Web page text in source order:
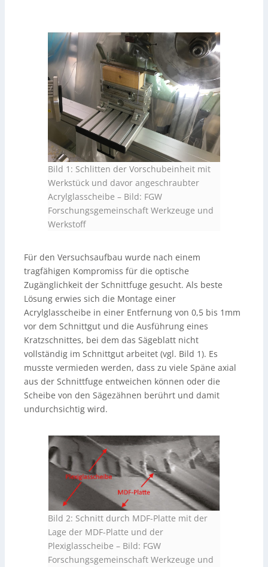
Bild 1: Schlitten der Vorschubeinheit mit
Werkstück und davor angeschraubter
Acrylglasscheibe – Bild: FGW
Forschungsgemeinschaft Werkzeuge und
Werkstoff
Für den Versuchsaufbau wurde nach einem
tragfähigen Kompromiss für die optische
Zugänglichkeit der Schnittfuge gesucht. Als beste
Lösung erwies sich die Montage einer
Acrylglasscheibe in einer Entfernung von 0,5 bis 1mm
vor dem Schnittgut und die Ausführung eines
Kratzschnittes, bei dem das Sägeblatt nicht
vollständig im Schnittgut arbeitet (vgl. Bild 1). Es
musste vermieden werden, dass zu viele Späne axial
aus der Schnittfuge entweichen können oder die
Scheibe von den Sägezähnen berührt und damit
undurchsichtig wird.
Bild 2: Schnitt durch MDF-Platte mit der
Lage der MDF-Platte und der
Plexiglasscheibe – Bild: FGW
Forschungsgemeinschaft Werkzeuge und